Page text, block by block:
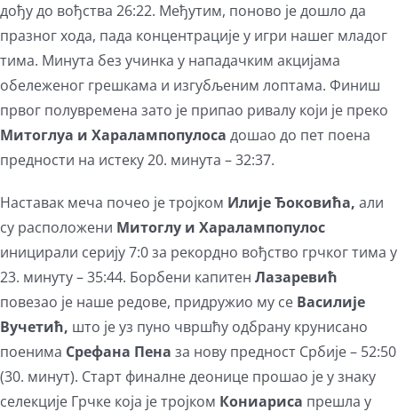
дођу до вођства 26:22. Међутим, поново је дошло да
празног хода, пада концентрације у игри нашег младог
тима. Минута без учинка у нападачким акцијама
обележеног грешкама и изгубљеним лоптама. Финиш
првог полувремена зато је припао ривалу који је преко
Митоглуа и Харалампопулоса дошао до пет поена
предности на истеку 20. минута – 32:37.
Наставак меча почео је тројком Илије Ђоковића, али
су расположени Митоглу и Харалампопулос
иницирали серију 7:0 за рекордно вођство грчког тима у
23. минуту – 35:44. Борбени капитен Лазаревић
повезао је наше редове, придружио му се Василије
Вучетић, што је уз пуно чвршћу одбрану крунисано
поенима Срефана Пена за нову предност Србије – 52:50
(30. минут). Старт финалне деонице прошао је у знаку
селекције Грчке која је тројком Кониариса прешла у